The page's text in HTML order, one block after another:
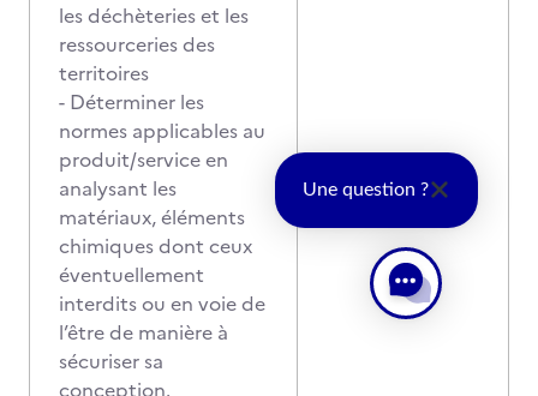
les déchèteries et les
ressourceries des
territoires
- Déterminer les
normes applicables au
produit/service en
analysant les
matériaux, éléments
chimiques dont ceux
éventuellement
interdits ou en voie de
l’être de manière à
sécuriser sa
conception.
Une question ?